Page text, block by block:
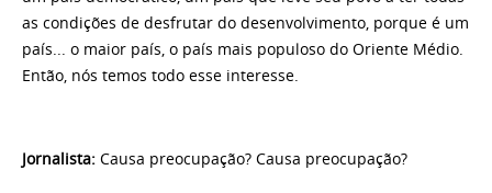
as condições de desfrutar do desenvolvimento, porque é um
país... o maior país, o país mais populoso do Oriente Médio.
Então, nós temos todo esse interesse.
Jornalista: Causa preocupação? Causa preocupação?